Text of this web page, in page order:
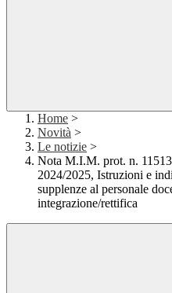
Home >
Novità >
Le notizie >
Nota M.I.M. prot. n.
2024/2025, Istruzioni e
supplenze al personale
integrazione/rettifica